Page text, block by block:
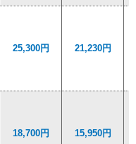
25,300円 21,230円
18,700円 15,950円
25,300円 21,230円
18,700円 15,950円